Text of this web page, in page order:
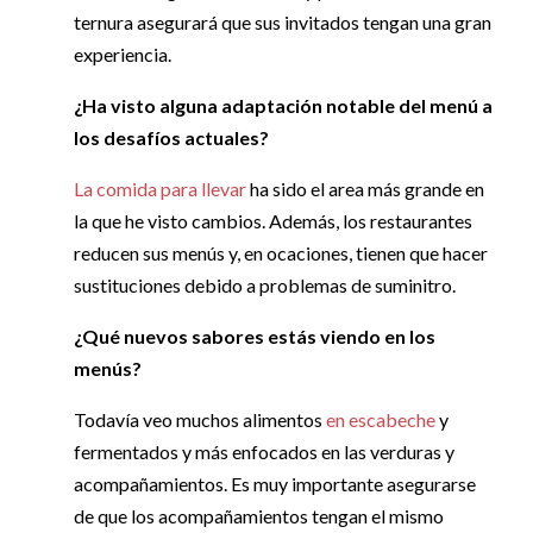
ternura asegurará que sus invitados tengan una gran
experiencia.
¿Ha visto alguna adaptación notable del menú a
los desafíos actuales?
La comida para llevarha sido el area más grande en
la que he visto cambios. Además, los restaurantes
reducen sus menús y, en ocaciones, tienen que hacer
sustituciones debido a problemas de suminitro.
¿Qué nuevos sabores estás viendo en los
menús?
Todavía veo muchos alimentos en escabechey
fermentados y más enfocados en las verduras y
acompañamientos. Es muy importante asegurarse
de que los acompañamientos tengan el mismo